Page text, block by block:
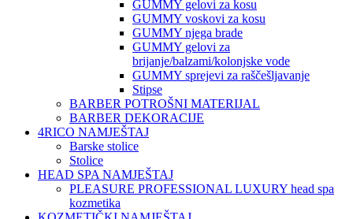
GUMMY gelovi za kosu
GUMMY voskovi za kosu
GUMMY njega brade
GUMMY gelovi za
brijanje/balzami/kolonjske vode
GUMMY sprejevi za raščešljavanje
Stipse
BARBER POTROŠNI MATERIJAL
BARBER DEKORACIJE
4RICO NAMJEŠTAJ
Barske stolice
Stolice
HEAD SPA NAMJEŠTAJ
PLEASURE PROFESSIONAL LUXURY head spa
kozmetika